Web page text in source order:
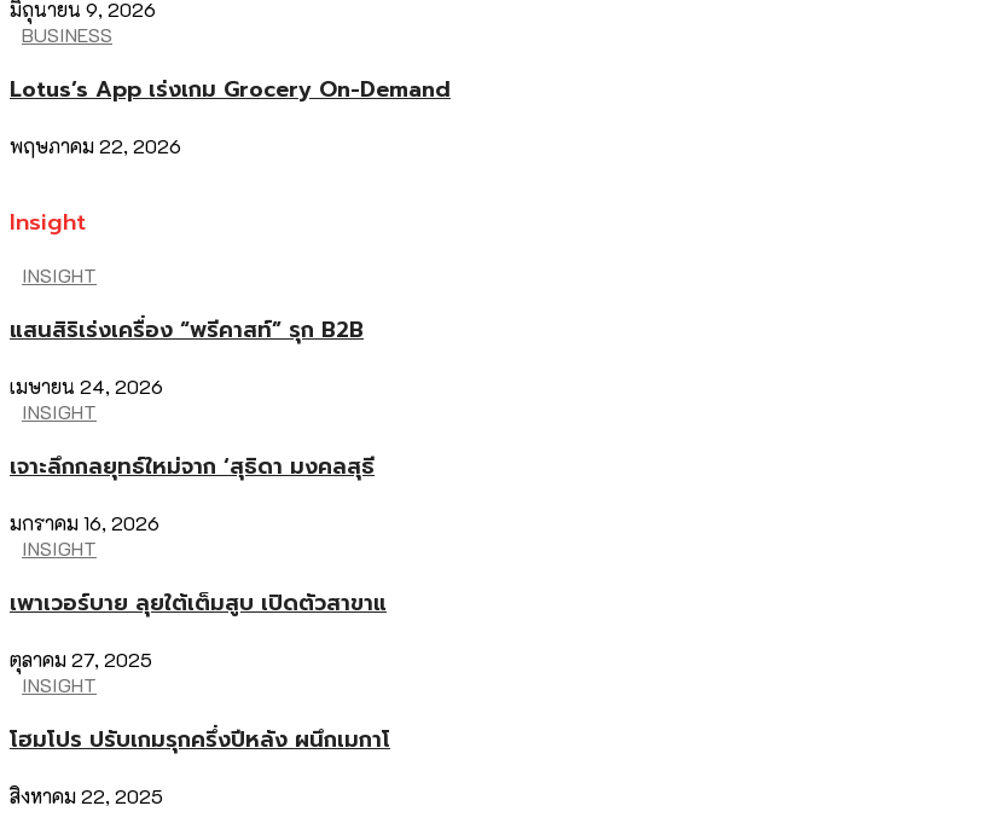
มิถุนายน 9, 2026
BUSINESS
Lotus’s App เร่งเกม Grocery On-Demand
พฤษภาคม 22, 2026
Insight
INSIGHT
แสนสิริเร่งเครื่อง “พรีคาสท์” รุก B2B
เมษายน 24, 2026
INSIGHT
เจาะลึกกลยุทธ์ใหม่จาก ‘สุธิดา มงคลสุธี
มกราคม 16, 2026
INSIGHT
เพาเวอร์บาย ลุยใต้เต็มสูบ เปิดตัวสาขาแ
ตุลาคม 27, 2025
INSIGHT
โฮมโปร ปรับเกมรุกครึ่งปีหลัง ผนึกเมกาโ
สิงหาคม 22, 2025